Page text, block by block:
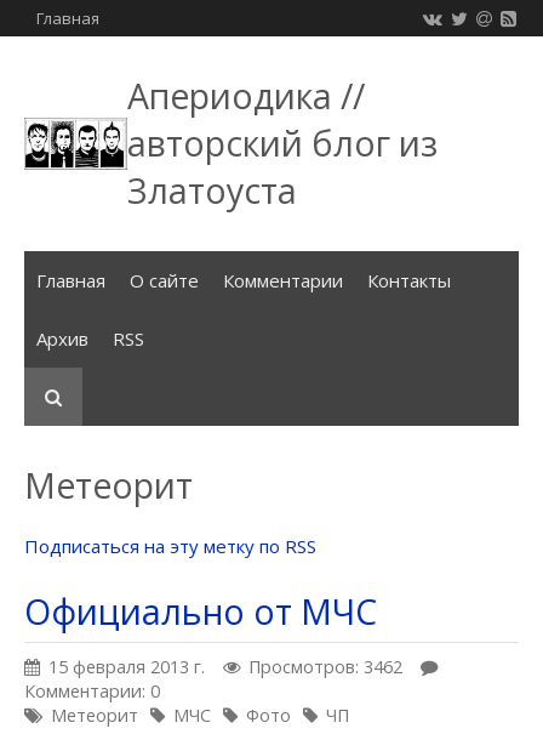
Главная
Апериодика //
авторский блог из
Златоуста
Главная О сайте Комментарии Контакты
Архив RSS
Метеорит
Подписаться на эту метку по RSS
Официально от МЧС
15 февраля 2013 г.
Просмотров: 3462
Комментарии: 0
Метеорит
МЧС Фото ЧП